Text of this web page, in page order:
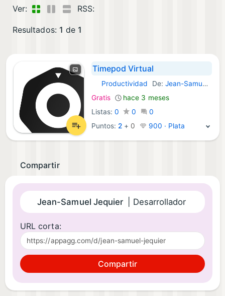
(1
Ver: RSS:
Resultados: 1 de 1
Timepod Virtual
iOS Aplicaciones:
Productividad De: Jean-Samuel Jequier
Gratis
hace 3 meses
Listas:0 0
0
Puntos: 2 + 0 900 · Plata
Compartir
Jean-Samuel Jequier | Desarrollador
URL corta:
Compartir